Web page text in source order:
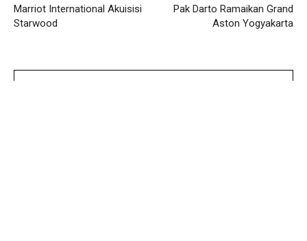
Marriot International Akuisisi
Starwood
Pak Darto Ramaikan Grand
Aston Yogyakarta